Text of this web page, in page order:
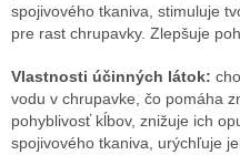
spojivového tkaniva, stimuluje
pre rast chrupavky. Zlepšuje
Vlastnosti účinných látok:
vodu v chrupavke, čo pomáha
pohyblivosť kĺbov, znižuje ich
spojivového tkaniva, urýchľuje